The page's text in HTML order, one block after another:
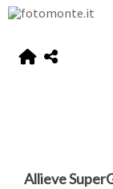
Allieve